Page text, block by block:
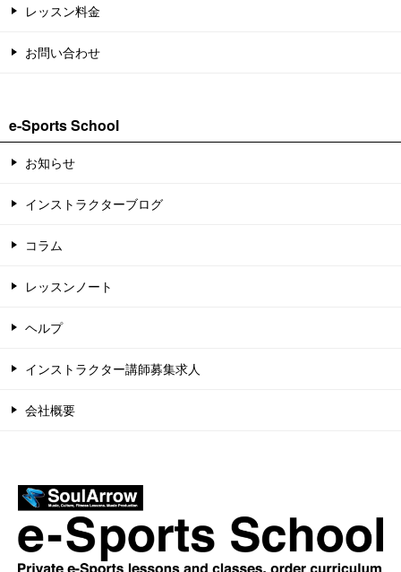
レッスン料金
お問い合わせ
e-Sports School
お知らせ
インストラクターブログ
コラム
レッスンノート
ヘルプ
インストラクター講師募集求人
会社概要